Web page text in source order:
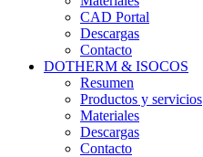
CAD Portal
Descargas
Contacto
DOTHERM & ISOCOS
Resumen
Productos y servicios
Materiales
Descargas
Contacto